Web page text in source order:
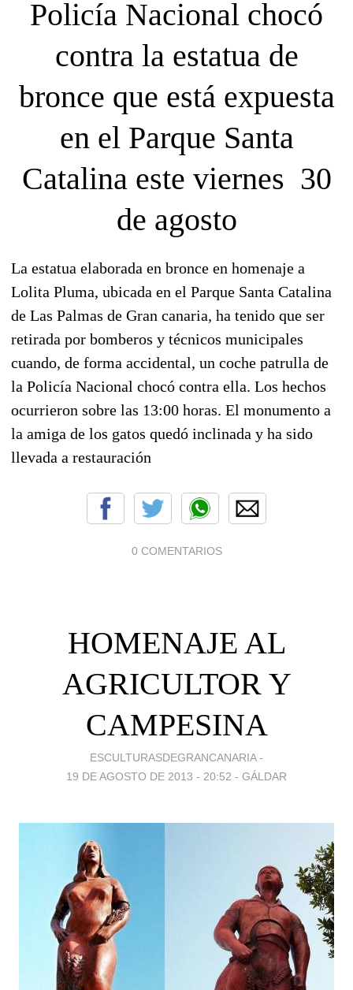
Policía Nacional chocó
contra la estatua de
bronce que está expuesta
en el Parque Santa
Catalina este viernes 30
de agosto
La estatua elaborada en bronce en homenaje a
Lolita Pluma, ubicada en el Parque Santa Catalina
de Las Palmas de Gran canaria, ha tenido que ser
retirada por bomberos y técnicos municipales
cuando, de forma accidental, un coche patrulla de
la Policía Nacional chocó contra ella. Los hechos
ocurrieron sobre las 13:00 horas. El monumento a
la amiga de los gatos quedó inclinada y ha sido
llevada a restauración
0 COMENTARIOS
HOMENAJE AL
AGRICULTOR Y
CAMPESINA
ESCULTURASDEGRANCANARIA -
19 DE AGOSTO DE 2013 - 20:52 - GÁLDAR